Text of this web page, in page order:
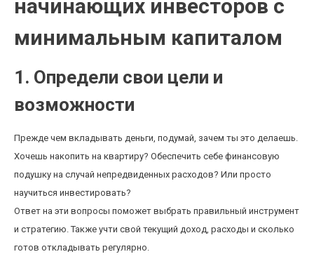
начинающих инвесторов с
минимальным капиталом
1. Определи свои цели и
возможности
Прежде чем вкладывать деньги, подумай, зачем ты это делаешь.
Хочешь накопить на квартиру? Обеспечить себе финансовую
подушку на случай непредвиденных расходов? Или просто
научиться инвестировать?
Ответ на эти вопросы поможет выбрать правильный инструмент
и стратегию. Также учти свой текущий доход, расходы и сколько
готов откладывать регулярно.